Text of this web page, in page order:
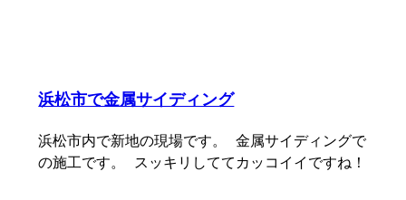
浜松市で金属サイディング
浜松市内で新地の現場です。 金属サイディングで
の施工です。 スッキリしててカッコイイですね！